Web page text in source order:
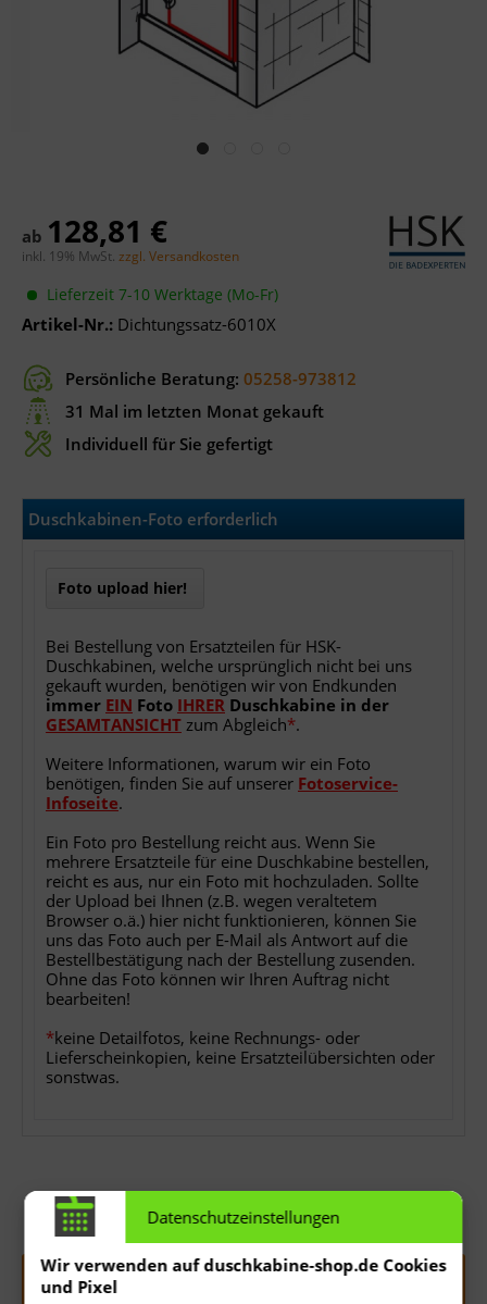
ab 128,81 €
inkl. 19% MwSt. zzgl. Versandkosten
Lieferzeit 7-10 Werktage (Mo-Fr)
Artikel-Nr.: Dichtungssatz-6010X
Persönliche Beratung: 05258-973812
31 Mal im letzten Monat gekauft
Individuell für Sie gefertigt
Duschkabinen-Foto erforderlich
Foto upload hier!
Bei Bestellung von Ersatzteilen für HSK-
Duschkabinen, welche ursprünglich nicht bei uns
gekauft wurden, benötigen wir von Endkunden
immer EIN Foto IHRER Duschkabine in der
GESAMTANSICHT zum Abgleich*.
Weitere Informationen, warum wir ein Foto
benötigen, finden Sie auf unserer Fotoservice-
Infoseite.
Ein Foto pro Bestellung reicht aus. Wenn Sie
mehrere Ersatzteile für eine Duschkabine bestellen,
reicht es aus, nur ein Foto mit hochzuladen. Sollte
der Upload bei Ihnen (z.B. wegen veraltetem
Browser o.ä.) hier nicht funktionieren, können Sie
uns das Foto auch per E-Mail als Antwort auf die
Bestellbestätigung nach der Bestellung zusenden.
Ohne das Foto können wir Ihren Auftrag nicht
bearbeiten!
*keine Detailfotos, keine Rechnungs- oder
Lieferscheinkopien, keine Ersatzteilübersichten oder
sonstwas.
Menge:
Datenschutzeinstellungen
Wir verwenden auf duschkabine-shop.de Cookies
und Pixel